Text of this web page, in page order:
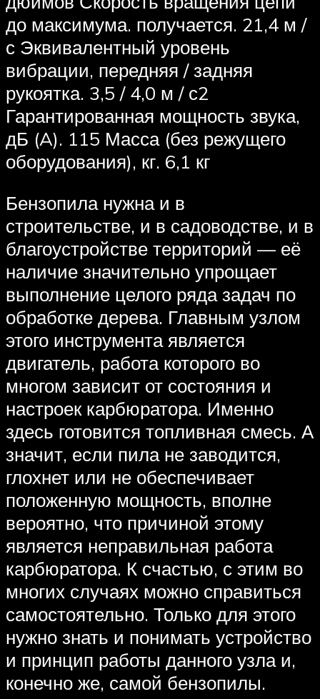
до максимума. получается. 21,4 м /
с Эквивалентный уровень
вибрации, передняя / задняя
рукоятка. 3,5 / 4,0 м / с2
Гарантированная мощность звука,
дБ (A). 115 Масса (без режущего
оборудования), кг. 6,1 кг
Бензопила нужна и в
строительстве, и в садоводстве, и в
благоустройстве территорий — её
наличие значительно упрощает
выполнение целого ряда задач по
обработке дерева. Главным узлом
этого инструмента является
двигатель, работа которого во
многом зависит от состояния и
настроек карбюратора. Именно
здесь готовится топливная смесь. А
значит, если пила не заводится,
глохнет или не обеспечивает
положенную мощность, вполне
вероятно, что причиной этому
является неправильная работа
карбюратора. К счастью, с этим во
многих случаях можно справиться
самостоятельно. Только для этого
нужно знать и понимать устройство
и принцип работы данного узла и,
конечно же, самой бензопилы.